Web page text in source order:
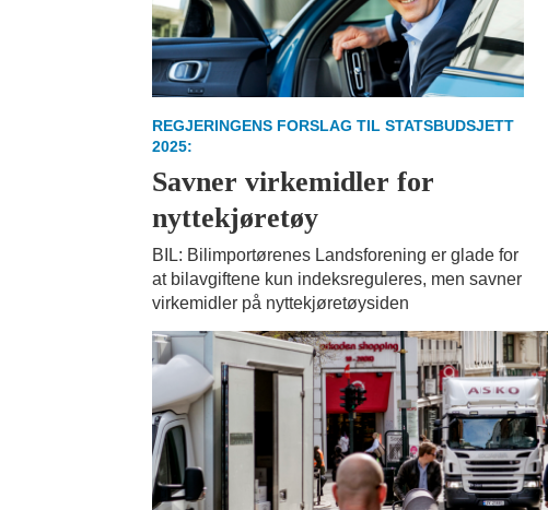
REGJERINGENS FORSLAG TIL STATSBUDSJETT
2025:
Savner virkemidler for
nyttekjøretøy
BIL: Bilimportørenes Landsforening er glade for
at bilavgiftene kun indeksreguleres, men savner
virkemidler på nyttekjøretøysiden